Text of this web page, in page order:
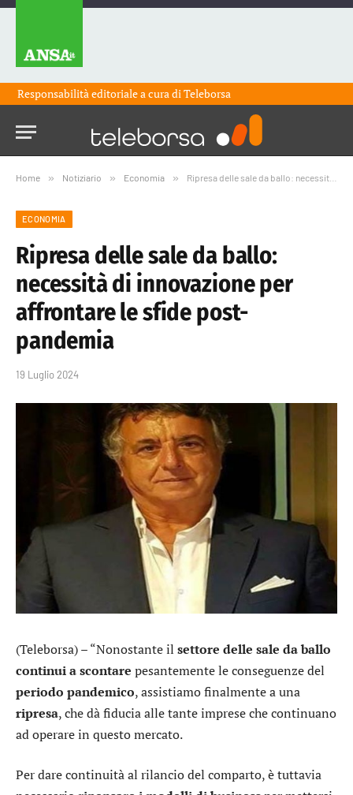
Responsabilità editoriale a cura diTeleborsa
Home » Notiziario » Economia » Ripresa delle sale da ballo: necessità di innovazione per affrontare le sfide post-pandemia
ECONOMIA
Ripresa delle sale da ballo:
necessità di innovazione per
affrontare le sfide post-
pandemia
19 Luglio 2024
(Teleborsa) – “Nonostante il settore delle sale da ballo
continui a scontare pesantemente le conseguenze del
periodo pandemico, assistiamo finalmente a una
ripresa, che dà fiducia alle tante imprese che continuano
ad operare in questo mercato.
Per dare continuità al rilancio del comparto, è tuttavia